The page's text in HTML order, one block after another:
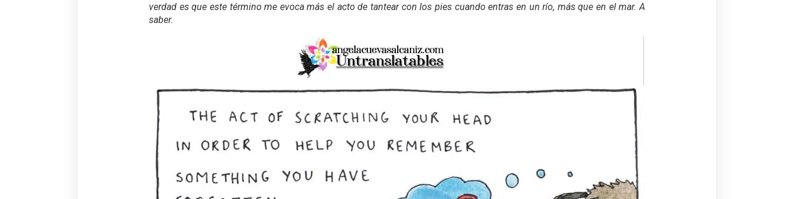
verdad es que este término me evoca más el acto de tantear con los pies cuando entras en un río, más que en el mar. A
saber.